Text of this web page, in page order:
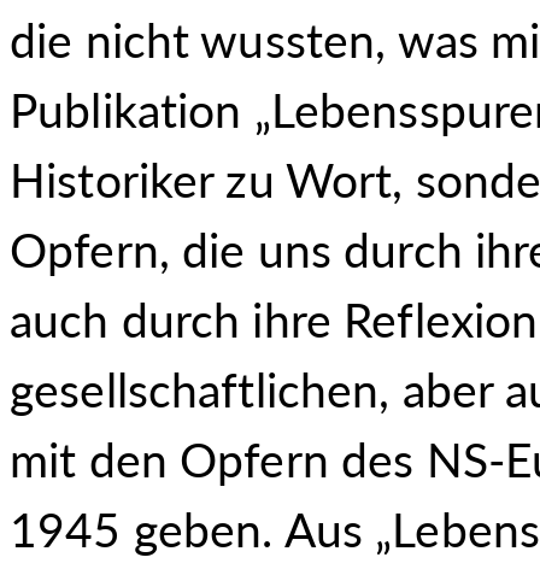
die nicht wussten, was
Publikation
Historiker zu Wort,
Opfern, die uns durch
auch durch ihre
gesellschaftlichen, aber
mit den Opfern des NS-
1945 geben. Aus